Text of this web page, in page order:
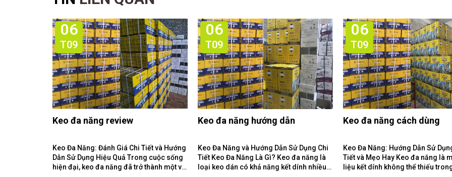
06
T09
Keo đa năng review
Keo Đa Năng: Đánh Giá Chi Tiết và Hướng
Dẫn Sử Dụng Hiệu Quả Trong cuộc sống
hiện đại, keo đa năng đã trở thành một vật
06
T09
Keo đa năng hướng dẫn
Keo Đa Năng và Hướng Dẫn Sử Dụng Chi
Tiết Keo Đa Năng Là Gì? Keo đa năng là
loại keo dán có khả năng kết dính nhiều
06
T09
Keo đa năng cách dùng
Keo Đa Năng: Hướng Dẫn Sử
Tiết và Mẹo Hay Keo đa năng là một vật
liệu kết dính không thể thiếu